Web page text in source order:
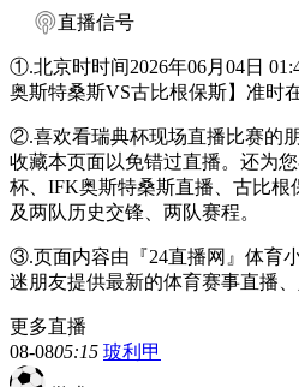
直播信号
①.北京时时间2026年06月04日
奥斯特桑斯VS古比根保斯】准时
②.喜欢看瑞典杯现场直播比赛的
收藏本页面以免错过直播。还为
杯、IFK奥斯特桑斯直播、古比根
及两队历史交锋、两队赛程。
③.页面内容由『24直播网』体育
迷朋友提供最新的体育赛事直播
更多直播
08-0805:15 玻利甲